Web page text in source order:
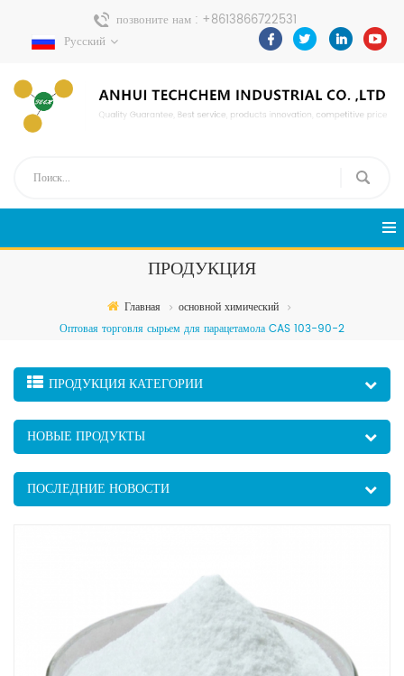
позвоните нам : +8613866722531
Отправить сообщение :
pweiping@techemi.com
Русский
ПРОДУКЦИЯ
Главная
основной химический
Оптовая торговля сырьем для парацетамола CAS 103-90-2
ПРОДУКЦИЯ КАТЕГОРИИ
НОВЫЕ ПРОДУКТЫ
ПОСЛЕДНИЕ НОВОСТИ